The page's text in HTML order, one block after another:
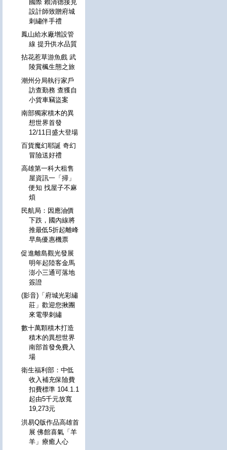
國際 賴清德接見
設計師致贈府城
刺繡伴手禮
鳳山給水廠增設管
線 提升供水品質
拈花惹草游魚戲 武
陵賞楓生態之旅
潮州分局執行家戶
訪查勤務 查獲自
小貨車竊盜案
南部獨家積木的異
想世界首發
12/11日盛大登場
百貨魔幻耶誕 奇幻
冒險送好禮
高雄第一科大租售
屋資訊一「掃」
便知 找屋子不麻
煩
民航局：因應油價
下跌，國內線將
推最低5折起離峰
早鳥優惠機票
促進離島觀光發展
明年起陸客金馬
澎小三通可落地
簽證
(影音)「府城光彩繡
莊」歡迎您揪團
來電學刺繡
數十萬顆積木打造
積木的異想世界
南部首發免費入
場
衛生福利部：中低
收入補充保險費
扣費標準 104.1.1
起由5千元放寬
19,273元
洪易Q版作品高雄首
展 佛館喜氣「羊
羊」療癒人心